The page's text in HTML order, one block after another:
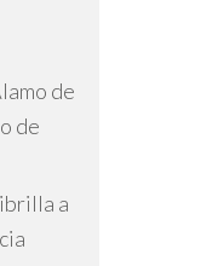
de
de
a